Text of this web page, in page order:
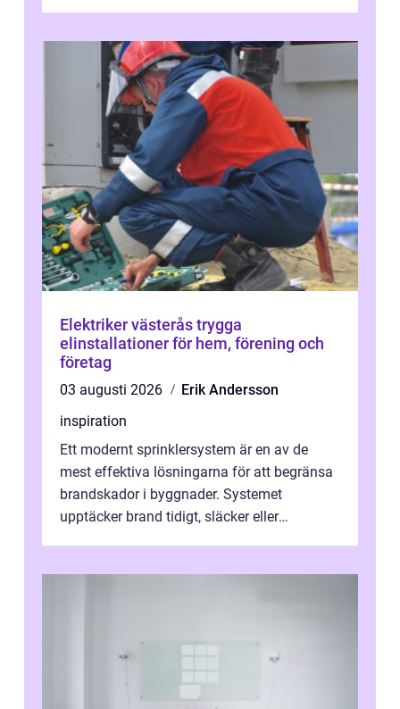
Elektriker västerås trygga
elinstallationer för hem, förening och
företag
03 augusti 2026
Erik Andersson
inspiration
Ett modernt sprinklersystem är en av de
mest effektiva lösningarna för att begränsa
brandskador i byggnader. Systemet
upptäcker brand tidigt, släcker eller